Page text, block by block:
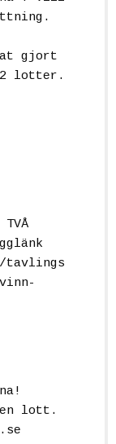
gjort
2 lotter.
tavlings
en lott.